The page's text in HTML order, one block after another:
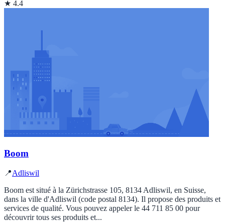
★ 4.4
Boom
📍Adliswil
Boom est situé à la Zürichstrasse 105, 8134 Adliswil, en Suisse,
dans la ville d'Adliswil (code postal 8134). Il propose des produits et
services de qualité. Vous pouvez appeler le 44 711 85 00 pour
découvrir tous ses produits et...